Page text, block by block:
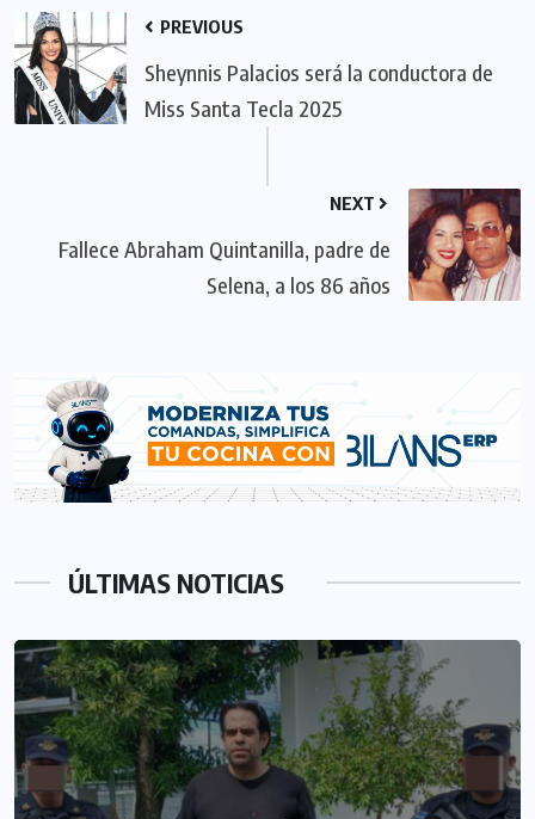
PREVIOUS
Sheynnis Palacios será la conductora de
Miss Santa Tecla 2025
NEXT
Fallece Abraham Quintanilla, padre de
Selena, a los 86 años
ÚLTIMAS NOTICIAS